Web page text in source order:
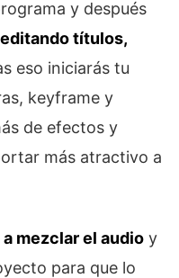
y después
editando títulos,
eso iniciarás tu
keyframe y
de efectos y
más atractivo a
mezclar el audio y
para que lo